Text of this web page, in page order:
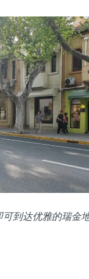
到达优雅的瑞金